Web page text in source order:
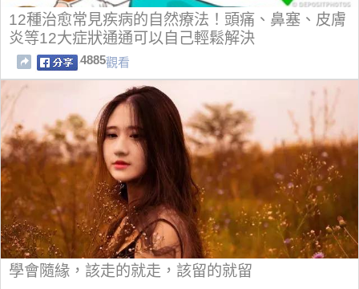
12種治愈常見疾病的自然療法！頭痛、鼻塞、皮膚
炎等12大症狀通通可以自己輕鬆解決
4885觀看
學會隨緣，該走的就走，該留的就留